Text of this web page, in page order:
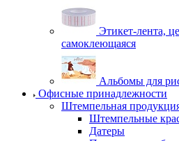
Этикет-лента,
самоклеющаяся
Альбомы для
Офисные принадлежности
Штемпельная
Штемпельные
Датеры